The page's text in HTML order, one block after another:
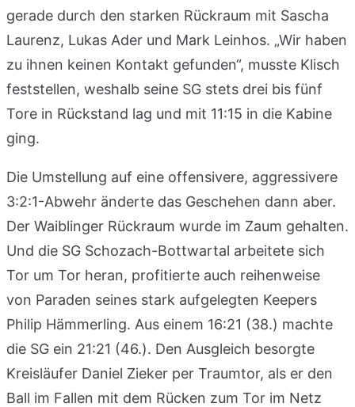
gerade durch den starken Rückraum mit Sascha
Laurenz, Lukas Ader und Mark Leinhos. „Wir haben
zu ihnen keinen Kontakt gefunden“, musste Klisch
feststellen, weshalb seine SG stets drei bis fünf
Tore in Rückstand lag und mit 11:15 in die Kabine
ging.
Die Umstellung auf eine offensivere, aggressivere
3:2:1-Abwehr änderte das Geschehen dann aber.
Der Waiblinger Rückraum wurde im Zaum gehalten.
Und die SG Schozach-Bottwartal arbeitete sich
Tor um Tor heran, profitierte auch reihenweise
von Paraden seines stark aufgelegten Keepers
Philip Hämmerling. Aus einem 16:21 (38.) machte
die SG ein 21:21 (46.). Den Ausgleich besorgte
Kreisläufer Daniel Zieker per Traumtor, als er den
Ball im Fallen mit dem Rücken zum Tor im Netz